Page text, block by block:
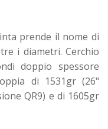
prende il nome di
i diametri. Cerchio
doppio spessore
di 1531gr (26"
QR9) e di 1605gr